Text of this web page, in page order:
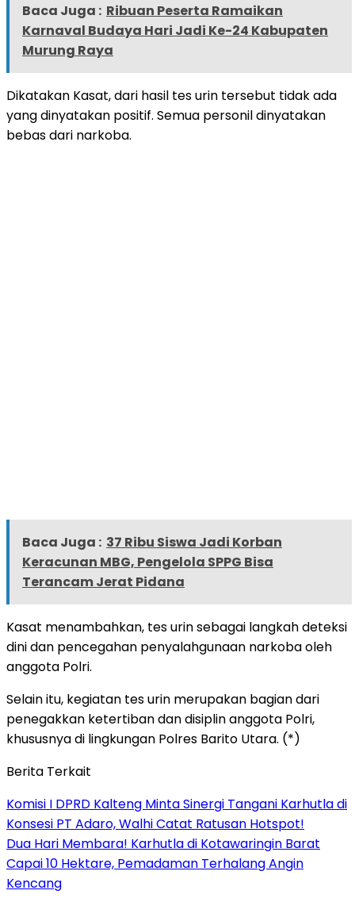
Baca Juga : Ribuan Peserta Ramaikan
Karnaval Budaya Hari Jadi Ke-24 Kabupaten
Murung Raya
Dikatakan Kasat, dari hasil tes urin tersebut tidak ada
yang dinyatakan positif. Semua personil dinyatakan
bebas dari narkoba.
Baca Juga : 37 Ribu Siswa Jadi Korban
Keracunan MBG, Pengelola SPPG Bisa
Terancam Jerat Pidana
Kasat menambahkan, tes urin sebagai langkah deteksi
dini dan pencegahan penyalahgunaan narkoba oleh
anggota Polri.
Selain itu, kegiatan tes urin merupakan bagian dari
penegakkan ketertiban dan disiplin anggota Polri,
khususnya di lingkungan Polres Barito Utara. (*)
Berita Terkait
Komisi I DPRD Kalteng Minta Sinergi Tangani Karhutla di
Konsesi PT Adaro, Walhi Catat Ratusan Hotspot!
Dua Hari Membara! Karhutla di Kotawaringin Barat
Capai 10 Hektare, Pemadaman Terhalang Angin
Kencang